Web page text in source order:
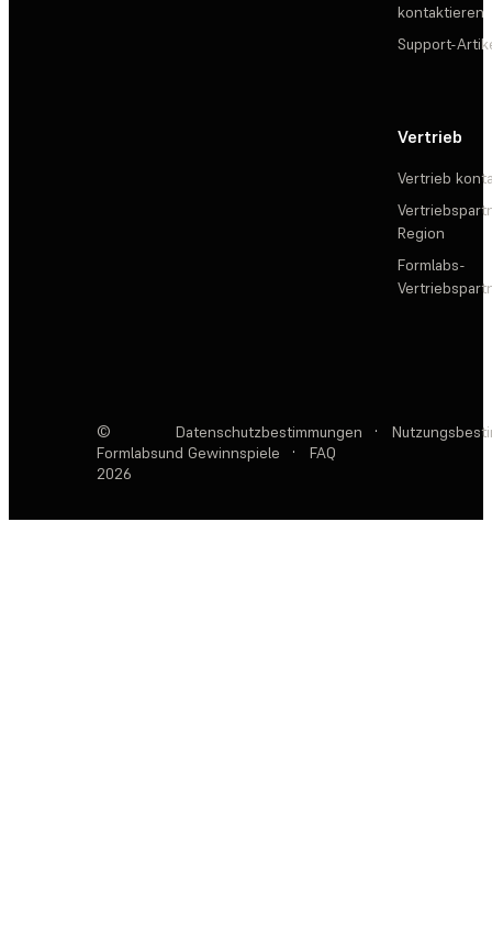
kontaktieren
Support-
Vertrieb
Vertrieb
Region
Formlabs-
©
Formlabs
2026
Datenschutzbestimmungen ·
und Gewinnspiele
· FAQ